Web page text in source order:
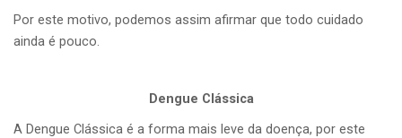
Por este motivo, podemos assim afirmar que todo cuidado
ainda é pouco.
Dengue Clássica
A Dengue Clássica é a forma mais leve da doença, por este